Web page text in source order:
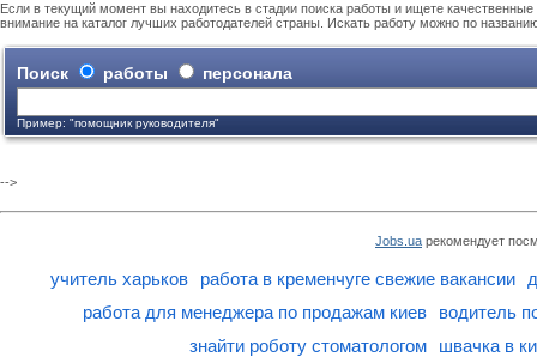
Если в текущий момент вы находитесь в стадии поиска работы и ищете
внимание на каталог лучших работодателей страны. Искать работу можно по
Поиск работы персонала
Пример: "помощник руководителя"
-->
Jobs.ua рекомендует
учитель харьков работа в кременчуге свежие вакансии
работа для менеджера по продажам киев
водитель
знайти роботу стоматологом
швачка в